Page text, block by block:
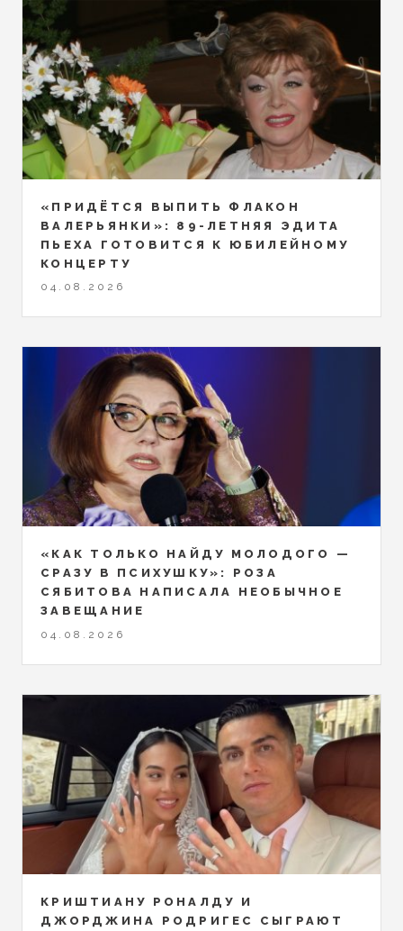
«ПРИДЁТСЯ ВЫПИТЬ ФЛАКОН
ВАЛЕРЬЯНКИ»: 89-ЛЕТНЯЯ ЭДИТА
ПЬЕХА ГОТОВИТСЯ К ЮБИЛЕЙНОМУ
КОНЦЕРТУ
04.08.2026
«КАК ТОЛЬКО НАЙДУ МОЛОДОГО —
СРАЗУ В ПСИХУШКУ»: РОЗА
СЯБИТОВА НАПИСАЛА НЕОБЫЧНОЕ
ЗАВЕЩАНИЕ
04.08.2026
КРИШТИАНУ РОНАЛДУ И
ДЖОРДЖИНА РОДРИГЕС СЫГРАЮТ